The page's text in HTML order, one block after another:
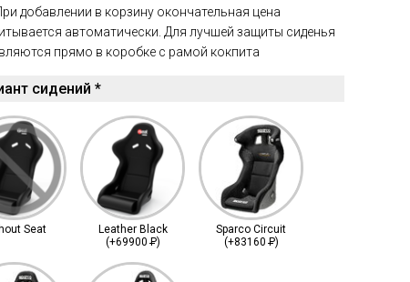
добавлении в корзину окончательная цена
автоматически. Для лучшей защиты сиденья
прямо в коробке с рамой кокпита
сидений *
Seat
Leather Black
(+69900Р)
Sparco Circuit
(+83160Р)